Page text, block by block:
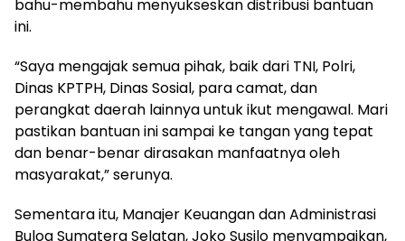
bahu-membahu menyukseskan distribusi bantuan
ini.
“Saya mengajak semua pihak, baik dari TNI, Polri,
Dinas KPTPH, Dinas Sosial, para camat, dan
perangkat daerah lainnya untuk ikut mengawal. Mari
pastikan bantuan ini sampai ke tangan yang tepat
dan benar-benar dirasakan manfaatnya oleh
masyarakat,” serunya.
Sementara itu, Manajer Keuangan dan Administrasi
Bulog Sumatera Selatan, Joko Susilo menyampaikan,